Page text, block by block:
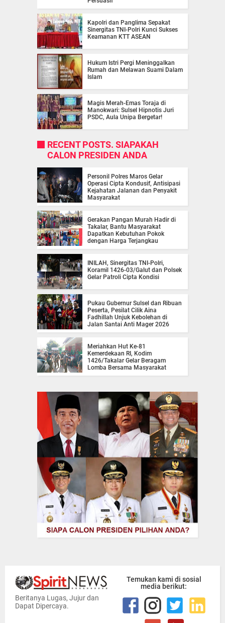
Kapolri dan Panglima Sepakat
Sinergitas TNI-Polri Kunci Sukses
Keamanan KTT ASEAN
Hukum Istri Pergi Meninggalkan
Rumah dan Melawan Suami Dalam
Islam
Magis Merah-Emas Toraja di
Manokwari: Sulsel Hipnotis Juri
PSDC, Aula Unipa Bergetar!
RECENT POSTS. SIAPAKAH
CALON PRESIDEN ANDA
Personil Polres Maros Gelar
Operasi Cipta Kondusif, Antisipasi
Kejahatan Jalanan dan Penyakit
Masyarakat
Gerakan Pangan Murah Hadir di
Takalar, Bantu Masyarakat
Dapatkan Kebutuhan Pokok
dengan Harga Terjangkau
INILAH, Sinergitas TNI-Polri,
Koramil 1426-03/Galut dan Polsek
Gelar Patroli Cipta Kondisi
Pukau Gubernur Sulsel dan Ribuan
Peserta, Pesilat Cilik Aina
Fadhillah Unjuk Kebolehan di
Jalan Santai Anti Mager 2026
Meriahkan Hut Ke-81
Kemerdekaan RI, Kodim
1426/Takalar Gelar Beragam
Lomba Bersama Masyarakat
Beritanya Lugas, Jujur dan
Dapat Dipercaya.
Temukan kami di sosial
media berikut: